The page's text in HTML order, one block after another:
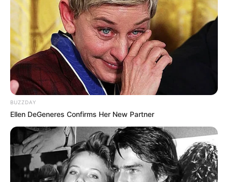
Alpen -Altmühltal-Bayerischer Wald-
Bodensee
-Eifel-Fränkische Schweiz-Harz-Hunsrück-
Lüneburger Heide-Mecklenburgische Seenplatte
Mittelrhein (UNESCO Welterbe)-Mosel-Nordsee
Ostsee-Rhön- Sächsische Schweiz- Sauerland
Schwarzwald - Spessart-Spreewald- Teutoburger Wald
Thüringer WaldundRennsteig (Rennsteigwanderung)-
Weserbergland
Touristinformationen in Deutschland:
BUZZDAY
Ellen DeGeneres Confirms Her New Partner